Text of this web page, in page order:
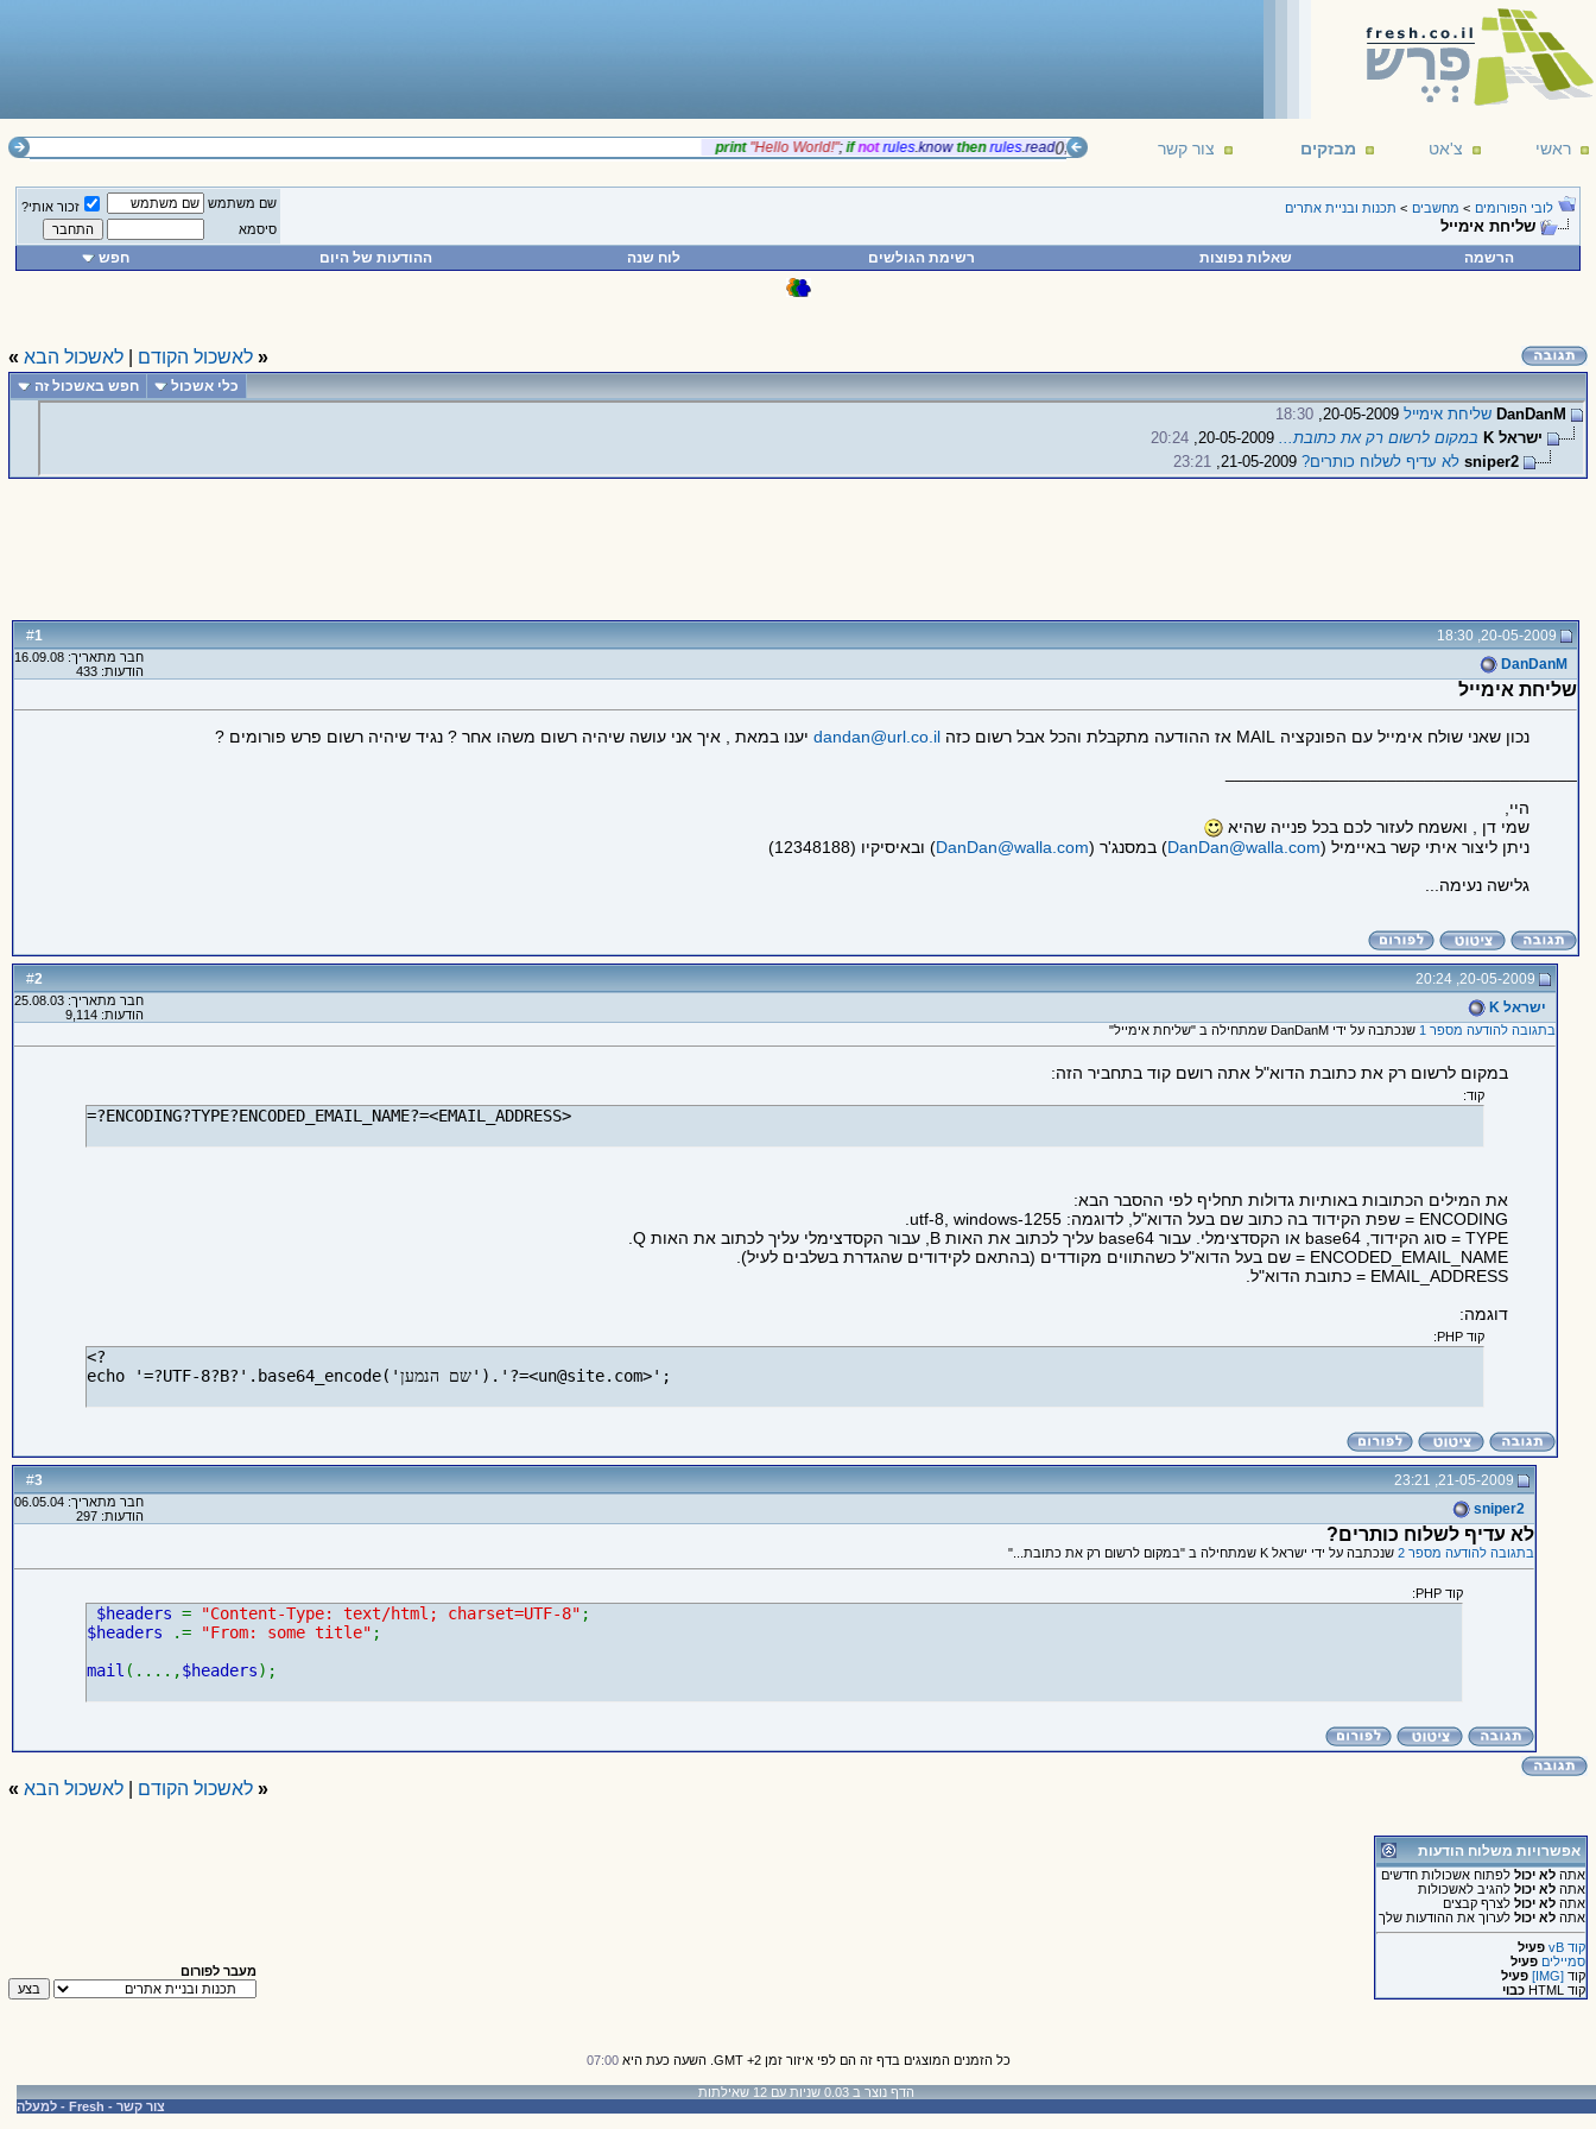
ראשי צ'אט מבזקים צור קשר ‎print ‎"Hello World!"; if‎ ‎not rules.‎know ‎then rules.‎read();
לובי הפורומים > מחשבים > תכנות ובניית אתרים
שליחת אימייל
שם משתמש
זכור אותי?
סיסמא
הרשמה שאלות נפוצות רשימת הגולשים לוח שנה ההודעות של היום חפש
« לאשכול הקודם לאשכול הבא »
כלי אשכול חפש באשכול זה
DanDanM שליחת אימייל20-05-2009,
18:30
ישראל K
במקום לרשום רק את כתובת...20-05-2009,
20:24
sniper2 לא עדיף לשלוח כותרים?21-05-2009,
23:21
#
1
20-05-2009, 18:30
DanDanM
חבר מתאריך: 16.09.08
הודעות: 433
שליחת אימייל
נכון שאני שולח אימייל עם הפונקציה MAIL אז ההודעה מתקבלת והכל אבל רשום כזה dandan@url.co.ilיענו במאת , איך אני עושה שיהיה רשום משהו אחר ? נגיד שיהיה רשום פרש פורומים ?
היי,
שמי דן , ואשמח לעזור לכם בכל פנייה שהיא
ניתן ליצור איתי קשר באיימיל (DanDan@walla.com) במסנג'ר (DanDan@walla.com) ובאיסיקיו (12348188)
גלישה נעימה...
#
2
20-05-2009, 20:24
ישראל K
חבר מתאריך: 25.08.03
הודעות: 9,114
בתגובה להודעה מספר 1
שנכתבה על ידי DanDanM שמתחילה ב "שליחת אימייל"
במקום לרשום רק את כתובת הדוא"ל אתה רושם קוד בתחביר הזה:
קוד:
=?ENCODING?TYPE?ENCODED_EMAIL_NAME?=<EMAIL_ADDRESS>
את המילים הכתובות באותיות גדולות תחליף לפי ההסבר הבא:
ENCODING = שפת הקידוד בה כתוב שם בעל הדוא"ל, לדוגמה: utf-8, windows-1255.
TYPE = סוג הקידוד, base64 או הקסדצימלי. עבור base64 עליך לכתוב את האות B, עבור הקסדצימלי עליך לכתוב את האות Q.
ENCODED_EMAIL_NAME = שם בעל הדוא"ל כשהתווים מקודדים (בהתאם לקידודים שהגדרת בשלבים לעיל).
EMAIL_ADDRESS = כתובת הדוא"ל.
דוגמה:
קוד PHP:
<?
echo '=?UTF-8?B?'.base64_encode('שם הנמען').'?=<un@site.com>';
#
3
21-05-2009, 23:21
sniper2
חבר מתאריך: 06.05.04
הודעות: 297
לא עדיף לשלוח כותרים?
בתגובה להודעה מספר 2 שנכתבה על ידי ישראל K שמתחילה ב "במקום לרשום רק את כתובת..."
קוד PHP:
$headers= "Content-Type: text/html; charset=UTF-8" ;
$headers
.= "From: some title" ;
mail (....,$headers);
« לאשכול הקודם |לאשכול הבא »
אפשרויות משלוח הודעות
אתה לא יכוללפתוח אשכולות חדשים
אתה לא יכוללהגיב לאשכולות
אתה לא יכוללצרף קבצים
אתה לא יכוללערוך את ההודעות שלך
קוד vB
פעיל
סמיילים פעיל
קוד [IMG]
פעיל
קוד HTML
כבוי
מעבר לפורום
כל הזמנים המוצגים בדף זה הם לפי איזור זמן GMT +2. השעה כעת היא 07:00
הדף נוצר ב 0.03 שניות עם 12 שאילתות
צור קשר -
Fresh
- למעלה